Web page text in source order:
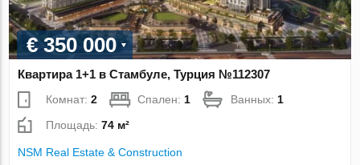
€ 350 000
Квартира 1+1 в Стамбуле, Турция №112307
Комнат:2 Спален:1 Ванных:1
Площадь:74 м²
NSM Real Estate & Construction